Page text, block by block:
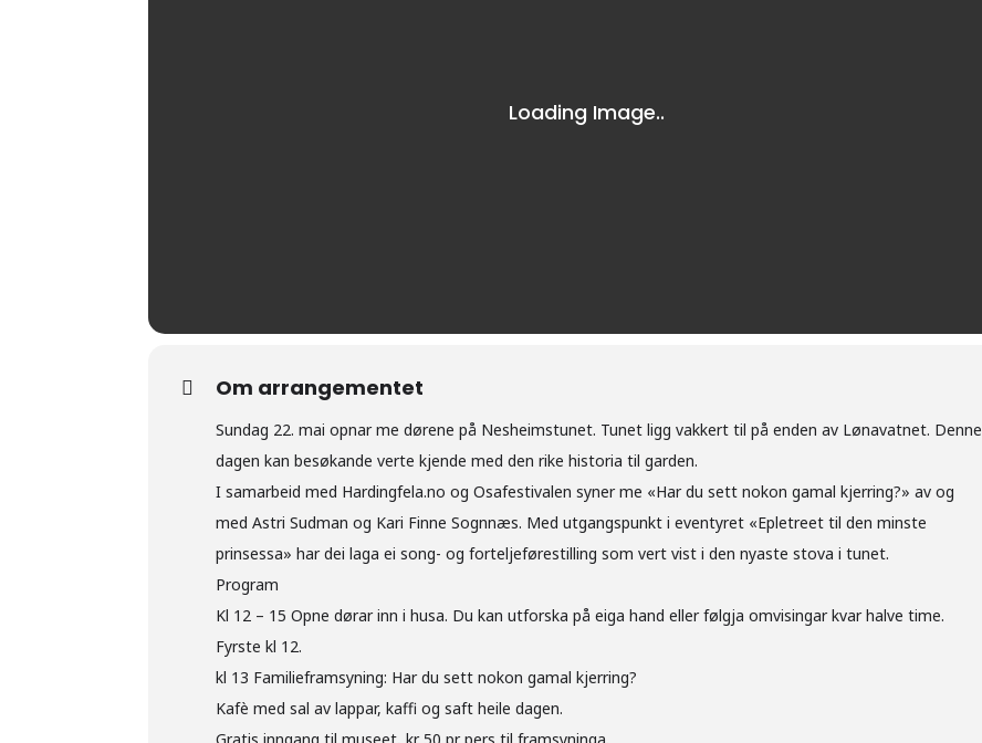
Om arrangementet
Sundag 22. mai opnar me dørene på Nesheimstunet. Tunet ligg vakkert til på enden av Lønavatnet. Denne
dagen kan besøkande verte kjende med den rike historia til garden.
I samarbeid med Hardingfela.no og Osafestivalen syner me «Har du sett nokon gamal kjerring?» av og
med Astri Sudman og Kari Finne Sognnæs. Med utgangspunkt i eventyret «Epletreet til den minste
prinsessa» har dei laga ei song- og forteljeførestilling som vert vist i den nyaste stova i tunet.
Program
Kl 12 – 15 Opne dørar inn i husa. Du kan utforska på eiga hand eller følgja omvisingar kvar halve time.
Fyrste kl 12.
kl 13 Familieframsyning: Har du sett nokon gamal kjerring?
Kafè med sal av lappar, kaffi og saft heile dagen.